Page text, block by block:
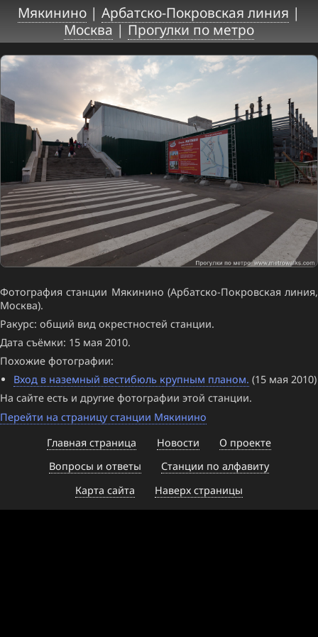
Мякинино | Арбатско-Покровская линия |
Москва|Прогулки по метро
Фотография станции Мякинино (Арбатско-Покровская линия,
Москва).
Ракурс: общий вид окрестностей станции.
Дата съёмки: 15 мая 2010.
Похожие фотографии:
Вход в наземный вестибюль крупным планом. (15 мая 2010)
На сайте есть и другие фотографии этой станции.
Перейти на страницу станции Мякинино
Главная страница
Новости
О проекте
Вопросы и ответы
Станции по алфавиту
Карта сайта
Наверх страницы